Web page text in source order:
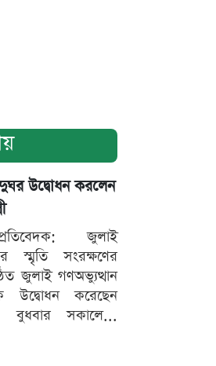
উদ্বোধন করলেন
জুলাই
স্মৃতি সংরক্ষণের
জুলাই গণঅভ্যুত্থান
উদ্বোধন করেছেন
বুধবার সকালে...